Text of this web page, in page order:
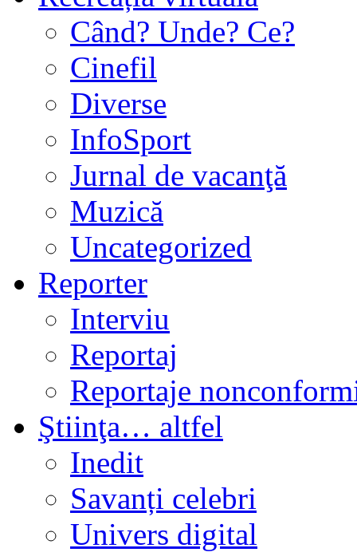
Când? Unde? Ce?
Cinefil
Diverse
InfoSport
Jurnal de vacanţă
Muzică
Uncategorized
Reporter
Interviu
Reportaj
Reportaje
Ştiinţa… altfel
Inedit
Savanți celebri
Univers digital